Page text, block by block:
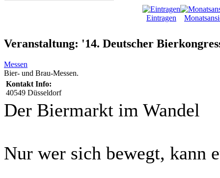
Eintragen
Veranstaltung: '14. Deutscher
Messen
Bier- und Brau-Messen.
Kontakt Info:
40549 Düsseldorf
Der Biermarkt im Wandel
Nur wer sich bewegt, kann